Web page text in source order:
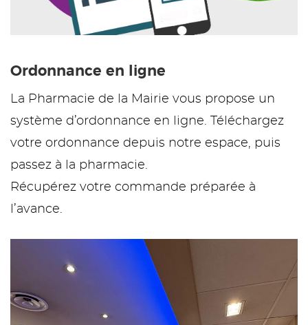
Ordonnance en ligne
La Pharmacie de la Mairie vous propose un
système d’ordonnance en ligne. Téléchargez
votre ordonnance depuis notre espace, puis
passez à la pharmacie.
Récupérez votre commande préparée à
l’avance.